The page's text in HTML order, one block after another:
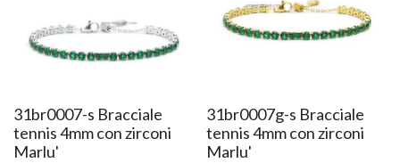
31br0007-s Bracciale
tennis 4mm con zirconi
Marlu'
31br0007g-s Bracciale
tennis 4mm con zirconi
Marlu'